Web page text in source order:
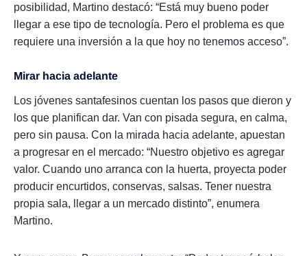
posibilidad, Martino destacó: “Está muy bueno poder
llegar a ese tipo de tecnología. Pero el problema es que
requiere una inversión a la que hoy no tenemos acceso”.
Mirar hacia adelante
Los jóvenes santafesinos cuentan los pasos que dieron y
los que planifican dar. Van con pisada segura, en calma,
pero sin pausa. Con la mirada hacia adelante, apuestan
a progresar en el mercado: “Nuestro objetivo es agregar
valor. Cuando uno arranca con la huerta, proyecta poder
producir encurtidos, conservas, salsas. Tener nuestra
propia sala, llegar a un mercado distinto”, enumera
Martino.